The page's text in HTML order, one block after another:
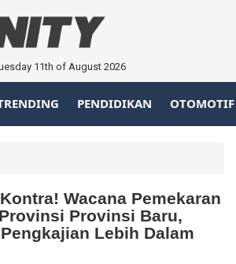
11th of August 2026
PENDIDIKAN OTOMOTIF
Wacana Pemekaran
Provinsi Baru,
Lebih Dalam